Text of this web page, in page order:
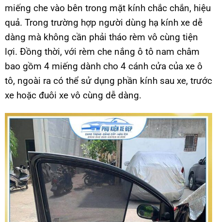
miếng che vào bên trong mặt kính chắc chắn, hiệu
quả. Trong trường hợp người dùng hạ kính xe dễ
dàng mà không cần phải tháo rèm vô cùng tiện
lợi. Đồng thời, với rèm che nắng ô tô nam châm
bao gồm 4 miếng dành cho 4 cánh cửa của xe ô
tô, ngoài ra có thể sử dụng phần kính sau xe, trước
xe hoặc đuôi xe vô cùng dễ dàng.